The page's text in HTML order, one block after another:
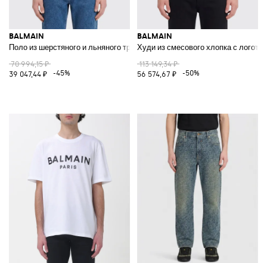
BALMAIN
Поло из шерстяного и льняного трикотажа
70 994,15 ₽
39 047,44 ₽
-45%
BALMAIN
Худи из смесового хлопка с
113 149,34 ₽
56 574,67 ₽
-50%